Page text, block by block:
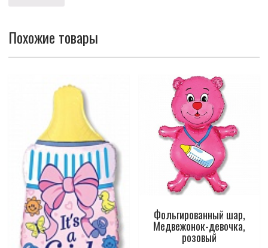
Похожие товары
Фольгированный шар,
Медвежонок-девочка,
розовый